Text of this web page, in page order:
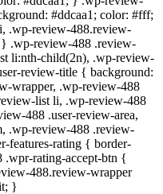
#ddcaa1; color: #fff;
.wp-review-488.review-
.wp-review-488 .review-
li:nth-child(2n), .wp-review-
review-title { background:
wrapper, .wp-review-488
list li, .wp-review-488
488 .user-review-area,
.wp-review-488 .review-
features-rating { border-
rating-accept-btn {
488.review-wrapper
}